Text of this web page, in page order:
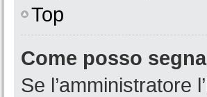
Top
Come posso
Se l’amministratore